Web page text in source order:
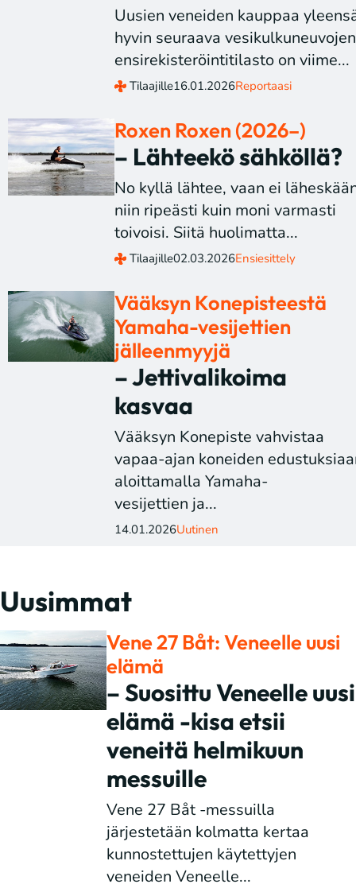
Uusien veneiden kauppaa
hyvin seuraava vesikulkuneuvojen
ensirekisteröintitilasto on viime...
Tilaajille16.01.2026Reportaasi
Roxen Roxen (2026–)
– Lähteekö sähköllä?
No kyllä lähtee, vaan ei
niin ripeästi kuin moni varmasti
toivoisi. Siitä huolimatta...
Tilaajille02.03.2026Ensiesittely
Vääksyn Konepisteestä
Yamaha-vesijettien
jälleenmyyjä
– Jettivalikoima
kasvaa
Vääksyn Konepiste vahvistaa
vapaa-ajan koneiden
aloittamalla Yamaha-
vesijettien ja...
14.01.2026Uutinen
Uusimmat
Vene 27 Båt: Veneelle uusi
elämä
– Suosittu Veneelle uusi
elämä -kisa etsii
veneitä helmikuun
messuille
Vene 27 Båt -messuilla
järjestetään kolmatta kertaa
kunnostettujen käytettyjen
veneiden Veneelle...